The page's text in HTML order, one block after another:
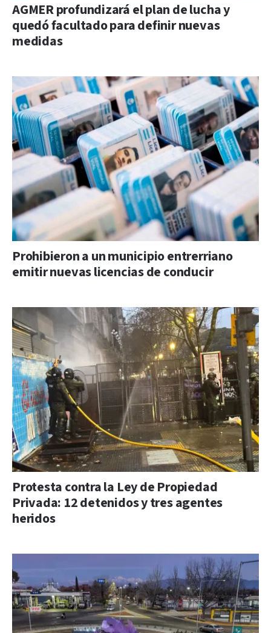
AGMER profundizará el plan de lucha y
quedó facultado para definir nuevas
medidas
Prohibieron a un municipio entrerriano
emitir nuevas licencias de conducir
Protesta contra la Ley de Propiedad
Privada: 12 detenidos y tres agentes
heridos